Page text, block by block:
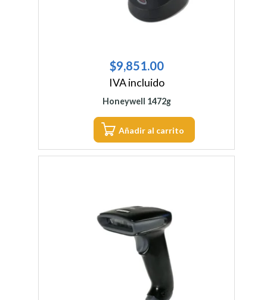
$9,851.00
IVA incluido
Honeywell 1472g
Añadir al carrito